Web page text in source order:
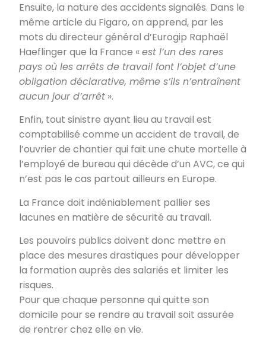
Ensuite, la nature des accidents signalés. Dans le
même article du Figaro, on apprend, par les
mots du directeur général d’Eurogip Raphaël
Haeflinger que la France «est l’un des rares
pays où les arrêts de travail font l’objet d’une
obligation déclarative, même s’ils n’entraînent
aucun jour d’arrêt ».
Enfin, tout sinistre ayant lieu au travail est
comptabilisé comme un accident de travail, de
l’ouvrier de chantier qui fait une chute mortelle à
l’employé de bureau qui décède d’un AVC, ce qui
n’est pas le cas partout ailleurs en Europe.
La France doit indéniablement pallier ses
lacunes en matière de sécurité au travail.
Les pouvoirs publics doivent donc mettre en
place des mesures drastiques pour développer
la formation auprès des salariés et limiter les
risques.
Pour que chaque personne qui quitte son
domicile pour se rendre au travail soit assurée
de rentrer chez elle en vie.